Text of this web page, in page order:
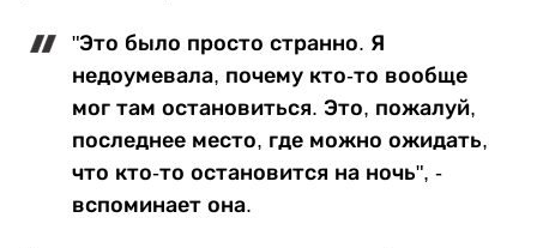
"Это было просто странно. Я
недоумевала, почему кто-то вообще
мог там остановиться. Это, пожалуй,
последнее место, где можно ожидать,
что кто-то остановится на ночь", -
вспоминает она.